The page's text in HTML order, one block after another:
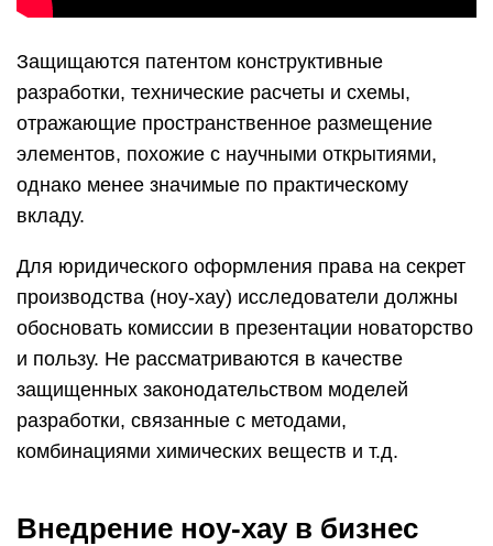
Защищаются патентом конструктивные
разработки, технические расчеты и схемы,
отражающие пространственное размещение
элементов, похожие с научными открытиями,
однако менее значимые по практическому
вкладу.
Для юридического оформления права на секрет
производства (ноу-хау) исследователи должны
обосновать комиссии в презентации новаторство
и пользу. Не рассматриваются в качестве
защищенных законодательством моделей
разработки, связанные с методами,
комбинациями химических веществ и т.д.
Внедрение ноу-хау в бизнес